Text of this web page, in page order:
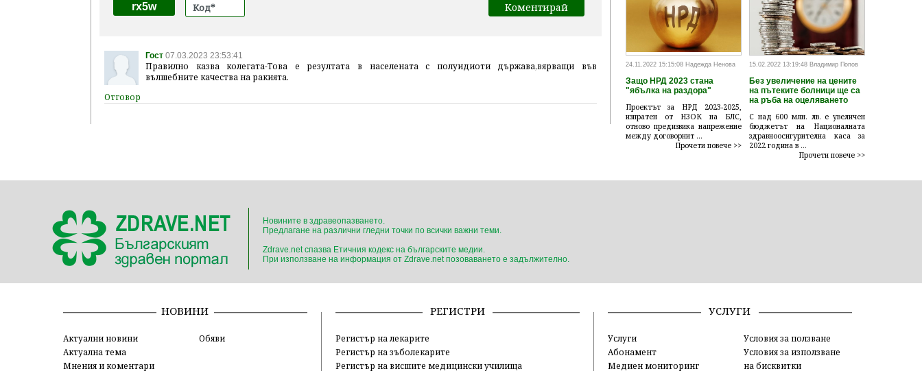
rx5w
Гост 07.03.2023 23:53:41
Правилно казва колегата-Това е резултата в населената с полуидиоти държава,вярващи във
вълшебните качества на ракията.
24.11.2022 15:15:08 Надежда Ненова
Защо НРД 2023 стана
"ябълка на раздора"
Проектът за НРД 2023-2025,
изпратен от НЗОК на БЛС,
отново предизвика напрежение
между договорнит ...
Прочети повече >>
15.02.2022 13:19:48 Владимир Попов
Без увеличение на цените
на пътеките болници ще са
на ръба на оцеляването
С над 600 млн. лв. е увеличен
бюджетът на Националната
здравноосигурителна каса за
2022 година в ...
Прочети повече >>
Новините в здравеопазването.
Предлагане на различни гледни точки по всички важни теми.
Zdrave.net спазва Етичния кодекс на българските медии.
При използване на информация от Zdrave.net позоваването е задължително.
НОВИНИ
Актуални новини
Актуална тема
Мнения и коментари
Обяви
РЕГИСТРИ
Регистър на лекарите
Регистър на зъболекарите
Регистър на висшите медицински училища
УСЛУГИ
Услуги
Абонамент
Медиен мониторинг
Условия за ползване
Условия за използване
на бисквитки